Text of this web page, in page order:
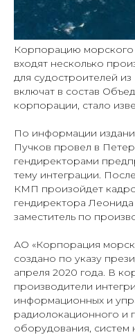
Корпорацию
входят несколько
для судостроителей
включат в состав
корпорации, стало
По информации
Пучков провел в
гендиректорами
тему интеграции.
КМП произойдет
гендиректора Леонида
заместитель по
АО «Корпорация
создано по указу
апреля 2020 года. В
производители
информационных и
радиолокационного и
оборудования, систем